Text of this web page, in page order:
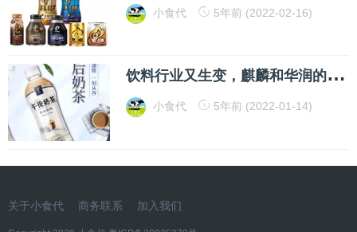
小食代 5年前 (2022-02-16)
饮
料行业又生变，麒麟和华润的合资要拆伙！？官方回应来了
小食代 5年前 (2022-01-14)
关于小食代 商务联系 加入我们